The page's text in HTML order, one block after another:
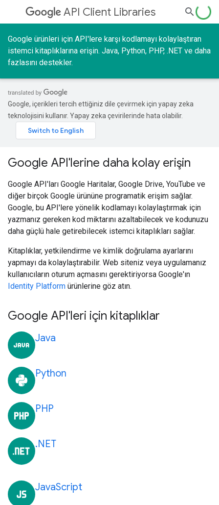
API Client Libraries
Google ürünleri için API'lere karşı kodlamayı kolaylaştıran
istemci kitaplıklarına erişin. Java, Python, PHP, .NET ve daha
fazlasını destekler.
Google, içerikleri tercih ettiğiniz dile çevirmek için yapay zeka
teknolojisini kullanır. Yapay zeka çevirilerinde hata olabilir.
Google API'lerine daha kolay erişin
Google API'ları Google Haritalar, Google Drive, YouTube ve
diğer birçok Google ürününe programatik erişim sağlar.
Google, bu API'lere yönelik kodlamayı kolaylaştırmak için
yazmanız gereken kod miktarını azaltabilecek ve kodunuzu
daha güçlü hale getirebilecek istemci kitaplıkları sağlar.
Kitaplıklar, yetkilendirme ve kimlik doğrulama ayarlarını
yapmayı da kolaylaştırabilir. Web siteniz veya uygulamanız
kullanıcıların oturum açmasını gerektiriyorsa Google'ın
Identity Platform ürünlerine göz atın.
Google API'leri için kitaplıklar
Java
Python
PHP
.NET
JavaScript